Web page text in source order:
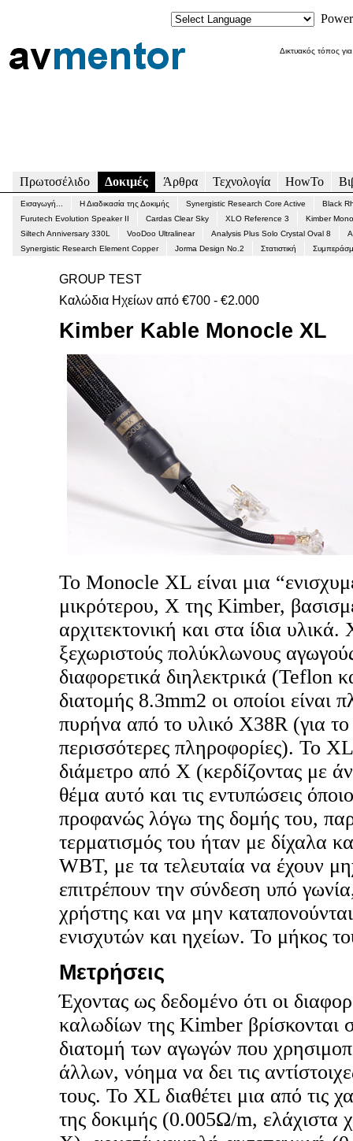
Δικτυακός τόπος
Πρωτοσέλιδο Δοκιμές Άρθρα Τεχνολογία HowTo
Εισαγωγή... Η Διαδικασία της Δοκιμής Synergistic Research Core Active
Black
Furutech Evolution Speaker II
Cardas Clear Sky XLO Reference 3
Kimber
Siltech Anniversary 330L
VooDoo Ultralinear Analysis Plus Solo Crystal Oval 8
Synergistic Research Element Copper
Jorma Design No.2 Στατιστική
GROUP TEST
Καλώδια Ηχείων από €700 - €2.000
Kimber Kable Monocle XL
Το Monocle XL είναι μια
μικρότερου, X της Kimber,
αρχιτεκτονική και στα ίδια υλικά.
ξεχωριστούς πολύκλωνους
διαφορετικά διηλεκτρικά (Teflon
διατομής 8.3mm2 οι οποίοι είναι
πυρήνα από το υλικό X38R (για το
περισσότερες πληροφορίες). Το
διάμετρο από X (κερδίζοντας με
θέμα αυτό και τις εντυπώσεις
προφανώς λόγω της δομής του,
τερματισμός του ήταν με δίχαλα
WBT, με τα τελευταία να έχουν
επιτρέπουν την σύνδεση υπό
χρήστης και να μην
ενισχυτών και ηχείων. Το μήκος
Μετρήσεις
Έχοντας ως δεδομένο ότι οι
καλωδίων της Kimber βρίσκονται
διατομή των αγωγών που
άλλων, νόημα να δει τις
τους. Το XL διαθέτει μια από τις
της δοκιμής (0.005Ω/m, ελάχιστα